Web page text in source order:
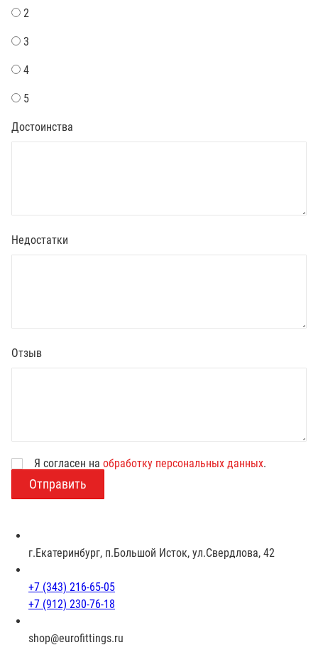
2
3
4
5
Достоинства
Недостатки
Отзыв
з
Я согласен на обработку персональных данных.
г.Екатеринбург, п.Большой Исток, ул.Свердлова, 42
+7 (343) 216-65-05
+7 (912) 230-76-18
shop@eurofittings.ru